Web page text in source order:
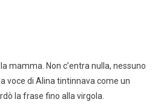
mamma. Non c’entra nulla, nessuno
voce di Alina tintinnava come un
la frase fino alla virgola.